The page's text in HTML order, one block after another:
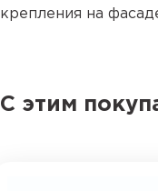
крепления на
С этим